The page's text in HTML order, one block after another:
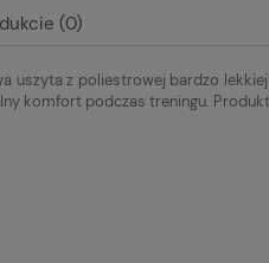
(0)
uszyta z poliestrowej bardzo
komfort podczas treningu.